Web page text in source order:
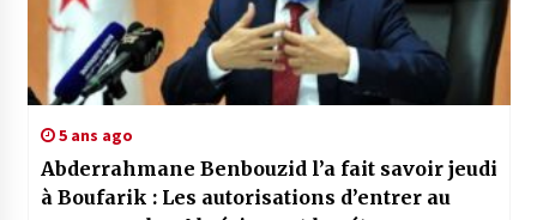
5 ans ago
Abderrahmane Benbouzid l’a fait savoir jeudi
à Boufarik : Les autorisations d’entrer au